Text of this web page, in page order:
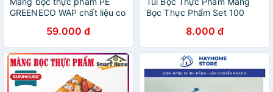
GREENECO WAP chất liệu co
sóng Khổ 30cm
59.000 đ
Bọc Thực Phẩm Set 100
8.000 đ